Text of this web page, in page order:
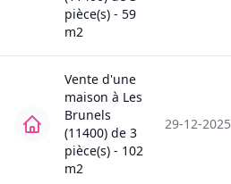
pièce(s) - 59
m2
Vente d'une
maison à Les
Brunels
(11400) de 3
pièce(s) - 102
m2
29-12-2025